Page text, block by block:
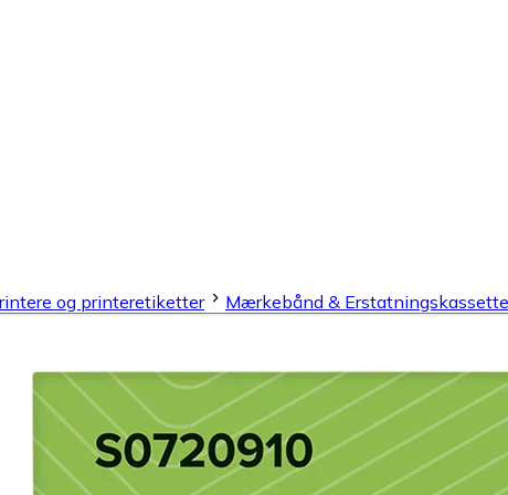
og printeretiketter Mærkebånd &